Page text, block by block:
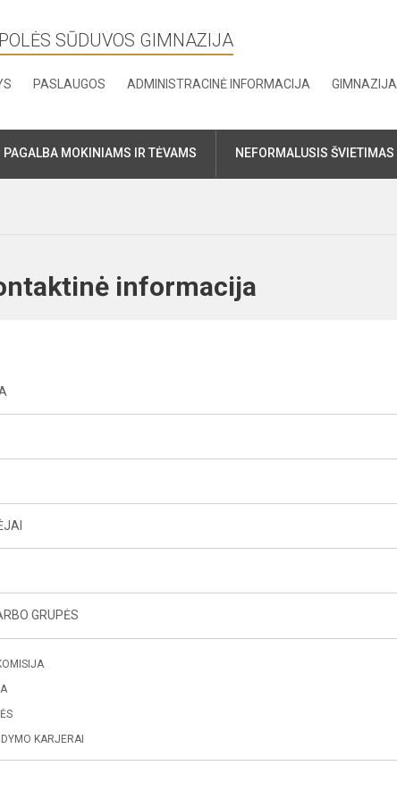
SŪDUVOS GIMNAZIJA
PASLAUGOS ADMINISTRACINĖ INFORMACIJA GIMNAZIJA
PAGALBA MOKINIAMS IR TĖVAMS NEFORMALUSIS ŠVIETIMAS
informacija
GRUPĖS
KARJERAI